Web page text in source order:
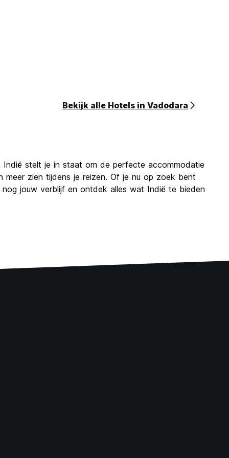
Bekijk alle Hotels in Vadodara
stelt je in staat om de perfecte accommodatie
zien tijdens je reizen. Of je nu op zoek bent
jouw verblijf en ontdek alles wat Indië te bieden